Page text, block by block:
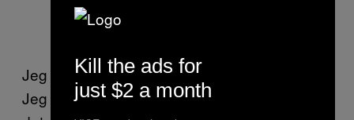
Jeg er egentlig ret nede med Marijuana Wolf.
Jeg kan ikke sætte fingeren på præcis, hvad
Kill the ads for
just $2 a month